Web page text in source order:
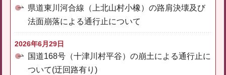
県道東川河合線（上北山村小橡）の路肩決壊及び
法面崩落による通行止について
2026年6月29日
国道168号（十津川村平谷）の崩土による通行止に
ついて(迂回路有り)